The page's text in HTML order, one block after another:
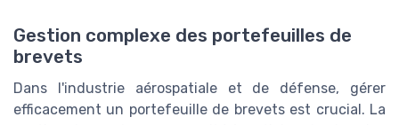
Gestion complexe des portefeuilles de
brevets
Dans l'industrie aérospatiale et de défense, gérer
efficacement un portefeuille de brevets est crucial. La